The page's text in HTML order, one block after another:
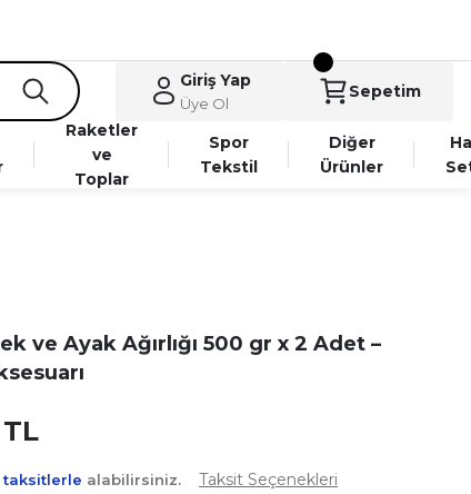
Giriş Yap
Üye Ol
Sepetim
Raketler
ve
Toplar
Spor
Tekstil
Diğer
Ürünler
ve Ayak Ağırlığı 500 gr x 2 Adet –
taksitlerle alabilirsiniz. Taksit Seçenekleri